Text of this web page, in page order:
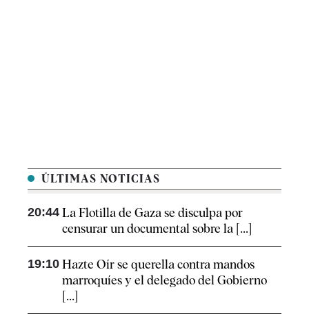
ÚLTIMAS NOTICIAS
20:44 La Flotilla de Gaza se disculpa por
censurar un documental sobre la [...]
19:10 Hazte Oír se querella contra mandos
marroquíes y el delegado del Gobierno
[...]